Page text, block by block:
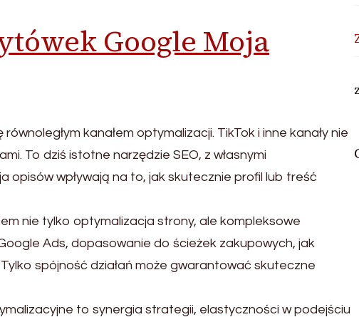
Google Moja
kanałem optymalizacji. TikTok i inne kanały nie
To dziś istotne narzędzie SEO, z własnymi
opisów wpływają na to, jak skutecznie profil lub treść
nie tylko optymalizacja strony, ale kompleksowe
Ads, dopasowanie do ścieżek zakupowych, jak
spójność działań może gwarantować skuteczne
to synergia strategii, elastyczności w podejściu